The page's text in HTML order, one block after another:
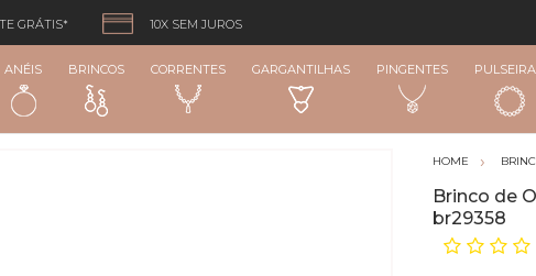
GRÁTIS* 10X SEM JUROS
ANÉIS BRINCOS CORRENTES GARGANTILHAS PINGENTES
Brinco de
br29358